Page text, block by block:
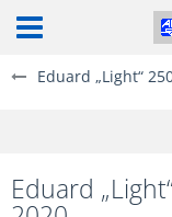
Eduard „Light“
Eduard